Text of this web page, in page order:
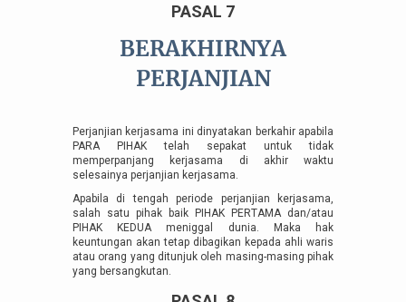
PASAL 7
BERAKHIRNYA
PERJANJIAN
Perjanjian kerjasama ini dinyatakan berkahir apabila
PARA PIHAK telah sepakat untuk tidak
memperpanjang kerjasama di akhir waktu
selesainya perjanjian kerjasama.
Apabila di tengah periode perjanjian kerjasama,
salah satu pihak baik PIHAK PERTAMA dan/atau
PIHAK KEDUA meniggal dunia. Maka hak
keuntungan akan tetap dibagikan kepada ahli waris
atau orang yang ditunjuk oleh masing-masing pihak
yang bersangkutan.